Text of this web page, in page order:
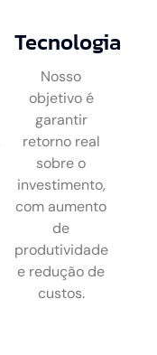
Tecnologia
Nosso
objetivo é
garantir
retorno real
sobre o
investimento,
com aumento
de
produtividade
e redução de
custos.